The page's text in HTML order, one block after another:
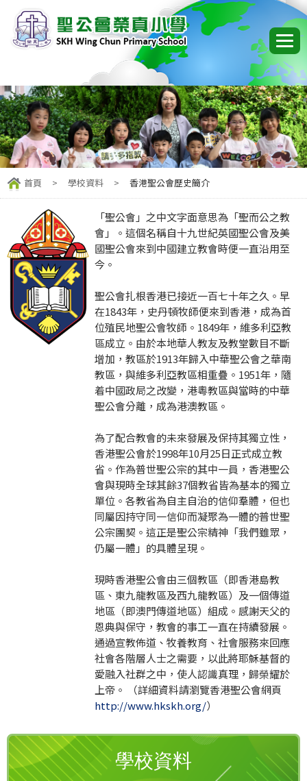
首頁 > 學校資料 > 香港聖公會歷史簡介
「聖公會」之中文字面意思為「聖而公之教
會」。這個名稱自十九世紀英國聖公會及美
國聖公會來到中國建立教會時便一直沿用至
今。
聖公會扎根香港已接近一百七十年之久。早
在1843年，史丹頓牧師便來到香港，成為首
位殖民地聖公會牧師。1849年，維多利亞教
區成立。由於本地華人教友及教堂數目不斷
增加，教區於1913年歸入中華聖公會之華南
教區，與維多利亞教區相重疊。1951年，隨
着中國政局之改變，港粵教區與當時的中華
聖公會分離，成為港澳教區。
為了配合教會的未來發展及保持其獨立性，
香港聖公會於1998年10月25日正式成立教
省。作為普世聖公宗的其中一員，香港聖公
會與現時全球其餘37個教省皆為基本的獨立
單位。各教省為自主自治的信仰羣體，但也
同屬因持守同一信仰而凝聚為一體的普世聖
公宗團契。這正是聖公宗精神「我們雖眾，
仍屬一體」的具體呈現。
現時香港聖公會由三個教區（即香港島教
區、東九龍教區及西九龍教區）及一個傳道
地區（即澳門傳道地區）組成。感謝天父的
恩典與保守，教會的事工一直在持續發展。
通過宣教佈道、牧養教育、社會服務來回應
社會各階層人士之需要，以此將耶穌基督的
愛融入社群之中，使人認識真理，歸榮耀於
上帝。 （詳細資料請瀏覽香港聖公會網頁
http://www.hkskh.org/）
學校資料